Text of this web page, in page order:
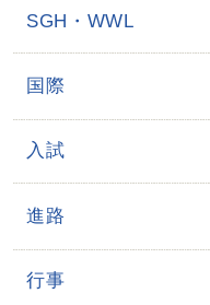
SGH・WWL
国際
入試
進路
行事